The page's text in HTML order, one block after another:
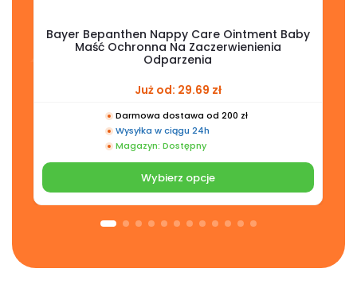
Bayer Bepanthen Nappy Care Ointment Baby
Maść Ochronna Na Zaczerwienienia
Odparzenia
Już od: 29.69 zł
Darmowa dostawa od 200 zł
Wysyłka w ciągu 24h
Magazyn: Dostępny
Wybierz opcje